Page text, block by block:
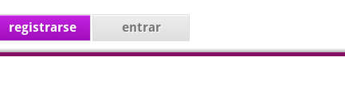
registrarse entrar